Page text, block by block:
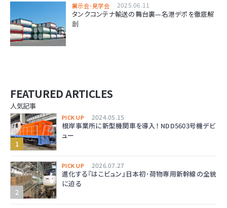
展示会･見学会 2025.06.11
タンクコンテナ輸送の舞台裏—名港デポを徹底解
剖
FEATURED ARTICLES
人気記事
PICK UP 2024.05.15
根岸事業所に新型機関車を導入！ NDD5603号機デビ
ュー
PICK UP 2026.07.27
進化する『はこビュン』日本初･荷物専用新幹線の全貌
に迫る